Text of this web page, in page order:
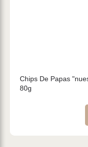
Chips De Papas
80g